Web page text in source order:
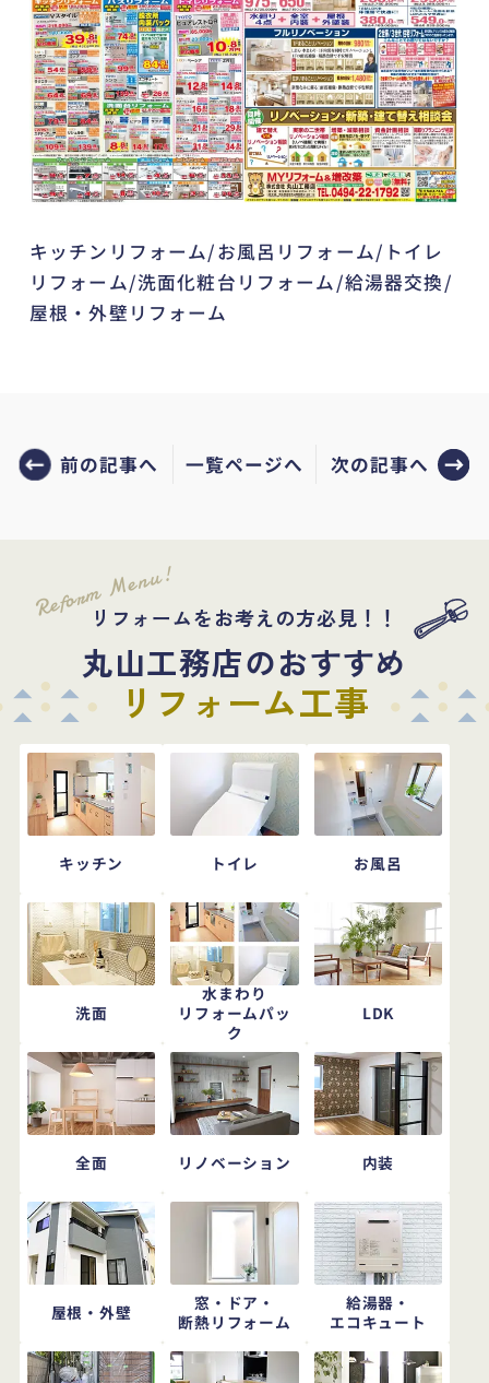
キッチンリフォーム/お風呂リフォーム/トイレ
リフォーム/洗面化粧台リフォーム/給湯器交換/
屋根・外壁リフォーム
前の記事へ 一覧ページへ 次の記事へ
Reform Menu!
リフォームをお考えの方必見！！
丸山工務店のおすすめ
リフォーム工事
キッチン トイレ お風呂
洗面
水まわり
リフォームパッ
ク
LDK
全面 リノベーション 内装
屋根・外壁
窓・ドア・
断熱リフォーム
給湯器・
エコキュート